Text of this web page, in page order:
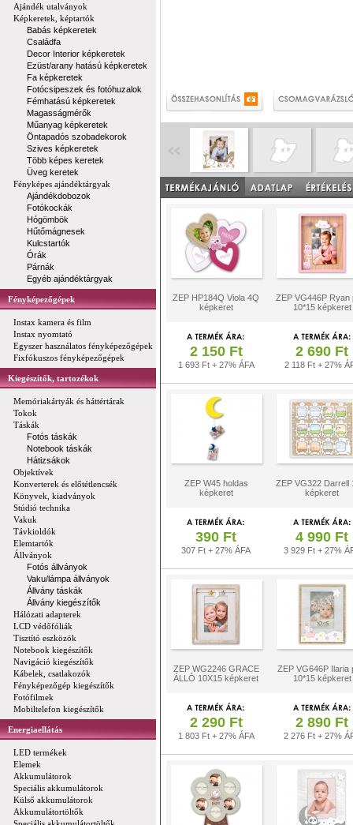
Ajándék utalványok
Képkeretek, képtartók
Babás képkeretek
Családfa
Decor Interior képkeretek
Ezüst/arany hatású képkeretek
Fa képkeretek
Fotócsipeszek és fotóhuzalok
Fémhatású képkeretek
Magasságmérők
Műanyag képkeretek
Öntapadós szobadekorok
Szives képkeretek
Több képes keretek
Üveg keretek
Fényképes ajándéktárgyak
Ajándékdobozok
Fotókockák
Hógömbök
Hűtőmágnesek
Kulcstartók
Órák
Párnák
Egyéb ajándéktárgyak
Fényképezőgépek
Instax kamera és film
Instax nyomtató
Egyszer használatos fényképezőgépek
Fixfókuszos fényképezőgépek
Kiegészítők, tartozékok
Memóriakártyák és háttértárak
Tokok
Táskák
Fotós táskák
Notebook táskák
Hátizsákok
Objektívek
Konverterek és előtétlencsék
Könyvek, kiadványok
Stúdió technika
Vakuk
Távkioldók
Elemtartók
Állványok
Fotós állványok
Vaku/lámpa állványok
Állvány táskák
Állvány kiegészítők
Hálózati adapterek
LCD védőfóliák
Tisztító eszközök
Notebook kiegészítők
Navigáció kiegészítők
Kábelek, csatlakozók
Fényképezőgép kiegészítők
Fotófilmek
Mobiltelefon kiegészítők
Energiaellátás
LED termékek
Elemek
Akkumulátorok
Speciális akkumulátorok
Külső akkumulátorok
Akkumulátortöltők
ZEP HP184Q Viola 4Q
képkeret
ZEP VG446P Ryan
10*15 képkeret
2 150 Ft
1 693 Ft + 27% ÁFA
2 690 Ft
2 118 Ft + 27%
ZEP W45 holdas
képkeret
ZEP VG322 Darrell
képkeret
390 Ft
307 Ft + 27% ÁFA
4 990 Ft
3 929 Ft + 27%
ZEP WG2246 GRACE
ÁLLÓ 10X15 képkeret
ZEP VG646P Ilaria
10*15 képkeret
2 290 Ft
1 803 Ft + 27% ÁFA
2 890 Ft
2 276 Ft + 27%